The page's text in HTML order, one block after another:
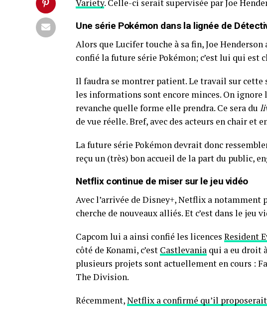
Variety. Celle-ci serait supervisée par Joe
Une série Pokémon dans la lignée de
Alors que Lucifer touche à sa fin, Joe
confié la future série Pokémon; c’est lui qui est
Il faudra se montrer patient. Le travail sur cette
les informations sont encore minces. On
revanche quelle forme elle prendra. Ce sera du
de vue réelle. Bref, avec des acteurs en chair et
La future série Pokémon devrait donc
reçu un (très) bon accueil de la part du public,
Netflix continue de miser sur le jeu vidéo
Avec l’arrivée de Disney+, Netflix a
cherche de nouveaux alliés. Et c’est dans le jeu
Capcom lui a ainsi confié les licences Resident
côté de Konami, c’est Castlevania qui a eu droit
plusieurs projets sont actuellement en cours :
The Division.
Récemment,Netflix a confirmé qu’il